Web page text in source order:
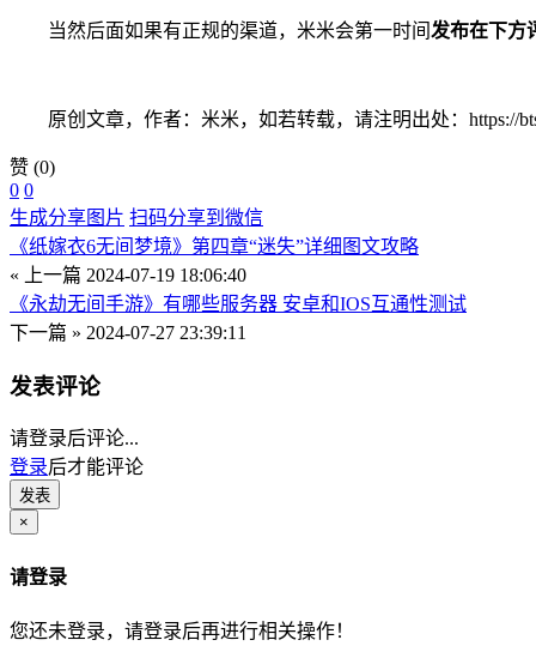
当然后面如果有正规的渠道，米米会第一时间发布在下方
原创文章，作者：米米，如若转载，请注明出处：https://
赞 (0)
0 0
生成分享图片 扫码分享到微信
《纸嫁衣6无间梦境》第四章“迷失”详细图文攻略
« 上一篇 2024-07-19 18:06:40
《永劫无间手游》有哪些服务器 安卓和IOS互通性测试
下一篇 » 2024-07-27 23:39:11
发表评论
请登录后评论...
登录后才能评论
×
请登录
您还未登录，请登录后再进行相关操作！